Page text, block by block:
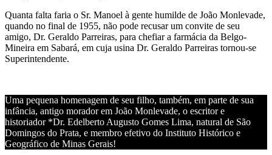
Quanta falta faria o Sr. Manoel à gente humilde de João Monlevade,
quando no final de 1955, não pode recusar um convite de seu
amigo, Dr. Geraldo Parreiras, para chefiar a farmácia da Belgo-
Mineira em Sabará, em cuja usina Dr. Geraldo Parreiras tornou-se
Superintendente.
Uma pequena homenagem de seu filho, também, em parte de sua
infância, antigo morador em João Monlevade, o escritor e
historiador *Dr. Edelberto Augusto Gomes Lima, natural de São
Domingos do Prata, e membro efetivo do Instituto Histórico e
Geográfico de Minas Gerais!